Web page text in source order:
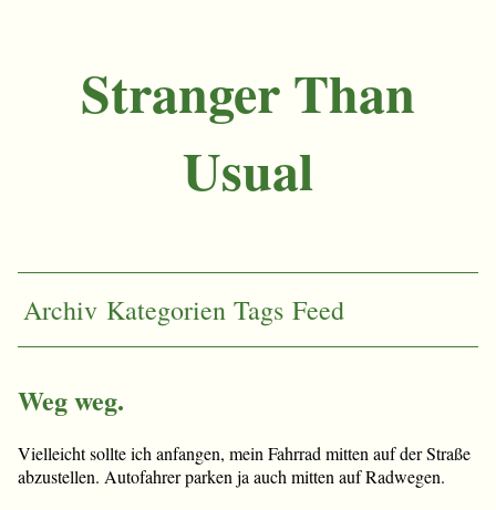
Stranger Than
Usual
Archiv Kategorien Tags Feed
Weg weg.
Vielleicht sollte ich anfangen, mein Fahrrad mitten auf der Straße
abzustellen. Autofahrer parken ja auch mitten auf Radwegen.